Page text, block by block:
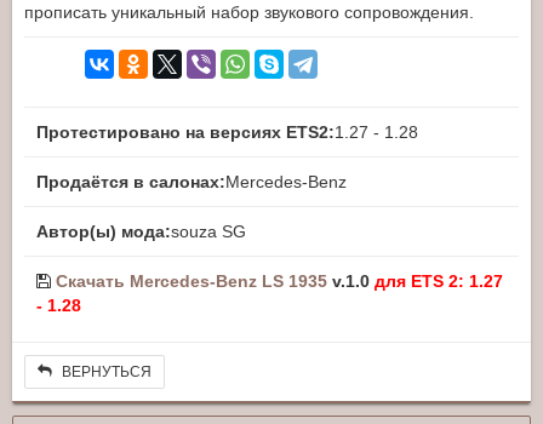
прописать уникальный набор звукового сопровождения.
Протестировано на версиях ETS2:1.27 - 1.28
Продаётся в салонах:Mercedes-Benz
Автор(ы) мода:souza SG
Скачать Mercedes-Benz LS 1935 v.1.0 для ETS 2: 1.27
- 1.28
ВЕРНУТЬСЯ